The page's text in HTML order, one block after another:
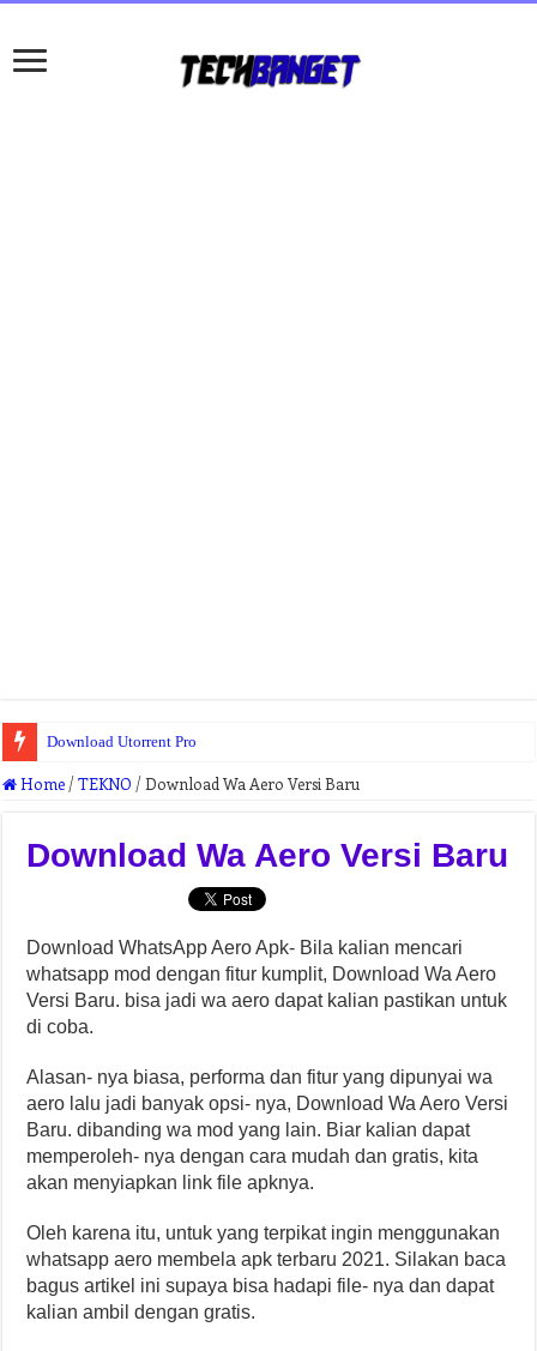
Download Utorrent Pro
Fitur Wrestling Revolution 3d
Home /TEKNO /Download Wa Aero Versi Baru
Download Wa Aero Versi Baru
Download WhatsApp Aero Apk- Bila kalian mencari
whatsapp mod dengan fitur kumplit, Download Wa Aero
Versi Baru. bisa jadi wa aero dapat kalian pastikan untuk
di coba.
Alasan- nya biasa, performa dan fitur yang dipunyai wa
aero lalu jadi banyak opsi- nya, Download Wa Aero Versi
Baru. dibanding wa mod yang lain. Biar kalian dapat
memperoleh- nya dengan cara mudah dan gratis, kita
akan menyiapkan link file apknya.
Oleh karena itu, untuk yang terpikat ingin menggunakan
whatsapp aero membela apk terbaru 2021. Silakan baca
bagus artikel ini supaya bisa hadapi file- nya dan dapat
kalian ambil dengan gratis.